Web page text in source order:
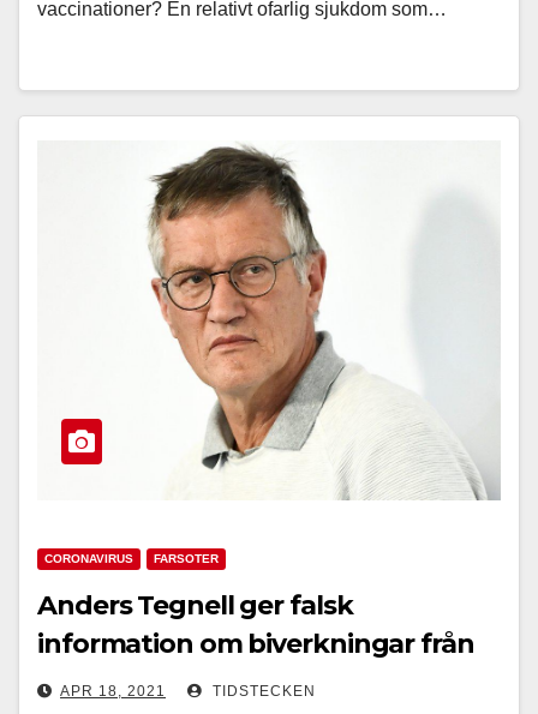
vaccinationer? En relativt ofarlig sjukdom som…
CORONAVIRUS FARSOTER
Anders Tegnell ger falsk
information om biverkningar från
Coronavaccin
APR 18, 2021 TIDSTECKEN